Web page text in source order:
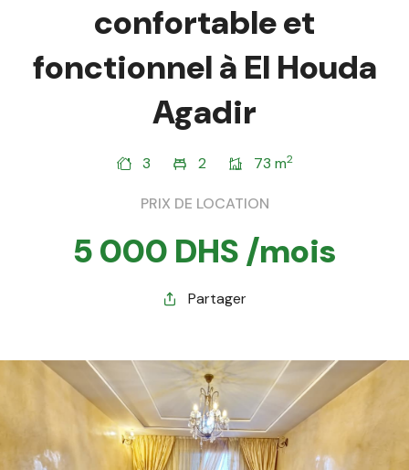
confortable et
fonctionnel à El Houda
Agadir
3 2 73 m2
PRIX DE LOCATION
5 000 DHS /mois
Partager